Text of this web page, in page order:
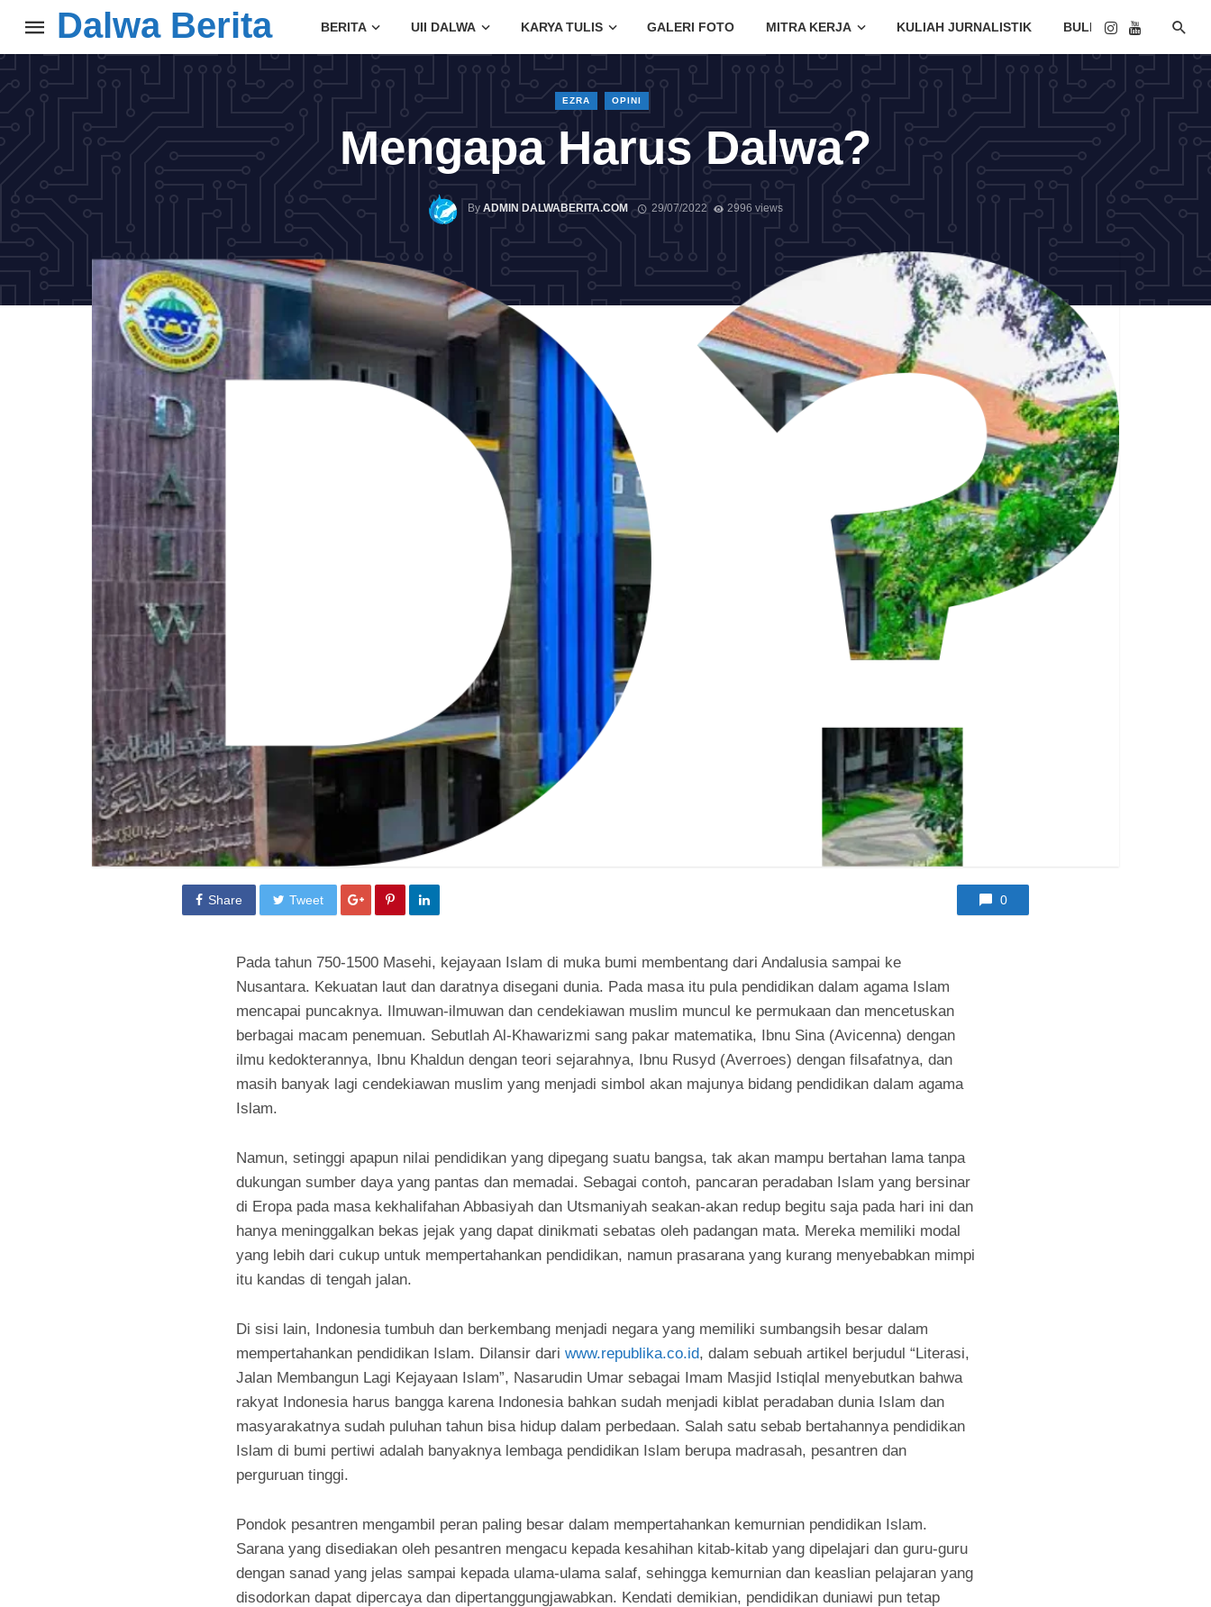
Dalwa Berita BERITA UII DALWA KARYA TULIS GALERI FOTO MITRA KERJA KULIAH JURNALISTIK BULETIN
EZRA OPINI
Mengapa Harus Dalwa?
By ADMIN DALWABERITA.COM 29/07/2022 2996 views
Share Tweet 0
Pada tahun 750-1500 Masehi, kejayaan Islam di muka bumi membentang dari Andalusia sampai ke
Nusantara. Kekuatan laut dan daratnya disegani dunia. Pada masa itu pula pendidikan dalam agama Islam
mencapai puncaknya. Ilmuwan-ilmuwan dan cendekiawan muslim muncul ke permukaan dan mencetuskan
berbagai macam penemuan. Sebutlah Al-Khawarizmi sang pakar matematika, Ibnu Sina (Avicenna) dengan
ilmu kedokterannya, Ibnu Khaldun dengan teori sejarahnya, Ibnu Rusyd (Averroes) dengan filsafatnya, dan
masih banyak lagi cendekiawan muslim yang menjadi simbol akan majunya bidang pendidikan dalam agama
Islam.
Namun, setinggi apapun nilai pendidikan yang dipegang suatu bangsa, tak akan mampu bertahan lama tanpa
dukungan sumber daya yang pantas dan memadai. Sebagai contoh, pancaran peradaban Islam yang bersinar
di Eropa pada masa kekhalifahan Abbasiyah dan Utsmaniyah seakan-akan redup begitu saja pada hari ini dan
hanya meninggalkan bekas jejak yang dapat dinikmati sebatas oleh padangan mata. Mereka memiliki modal
yang lebih dari cukup untuk mempertahankan pendidikan, namun prasarana yang kurang menyebabkan mimpi
itu kandas di tengah jalan.
Di sisi lain, Indonesia tumbuh dan berkembang menjadi negara yang memiliki sumbangsih besar dalam
mempertahankan pendidikan Islam. Dilansir dari www.republika.co.id, dalam sebuah artikel berjudul “Literasi,
Jalan Membangun Lagi Kejayaan Islam”, Nasarudin Umar sebagai Imam Masjid Istiqlal menyebutkan bahwa
rakyat Indonesia harus bangga karena Indonesia bahkan sudah menjadi kiblat peradaban dunia Islam dan
masyarakatnya sudah puluhan tahun bisa hidup dalam perbedaan. Salah satu sebab bertahannya pendidikan
Islam di bumi pertiwi adalah banyaknya lembaga pendidikan Islam berupa madrasah, pesantren dan
perguruan tinggi.
Pondok pesantren mengambil peran paling besar dalam mempertahankan kemurnian pendidikan Islam.
Sarana yang disediakan oleh pesantren mengacu kepada kesahihan kitab-kitab yang dipelajari dan guru-guru
dengan sanad yang jelas sampai kepada ulama-ulama salaf, sehingga kemurnian dan keaslian pelajaran yang
disodorkan dapat dipercaya dan dipertanggungjawabkan. Kendati demikian, pendidikan duniawi pun tetap